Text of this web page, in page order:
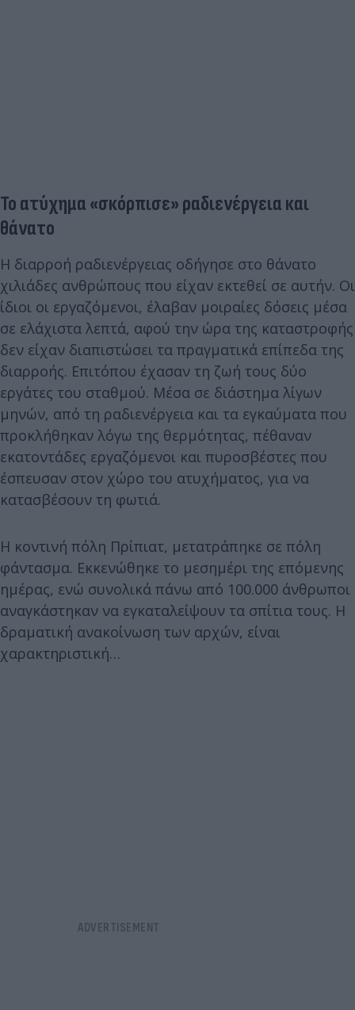
Το ατύχημα «σκόρπισε» ραδιενέργεια και
θάνατο
Η διαρροή ραδιενέργειας οδήγησε στο θάνατο
χιλιάδες ανθρώπους που είχαν εκτεθεί σε αυτήν. Οι
ίδιοι οι εργαζόμενοι, έλαβαν μοιραίες δόσεις μέσα
σε ελάχιστα λεπτά, αφού την ώρα της καταστροφής
δεν είχαν διαπιστώσει τα πραγματικά επίπεδα της
διαρροής. Επιτόπου έχασαν τη ζωή τους δύο
εργάτες του σταθμού. Μέσα σε διάστημα λίγων
μηνών, από τη ραδιενέργεια και τα εγκαύματα που
προκλήθηκαν λόγω της θερμότητας, πέθαναν
εκατοντάδες εργαζόμενοι και πυροσβέστες που
έσπευσαν στον χώρο του ατυχήματος, για να
κατασβέσουν τη φωτιά.
Η κοντινή πόλη Πρίπιατ, μετατράπηκε σε πόλη
φάντασμα. Εκκενώθηκε το μεσημέρι της επόμενης
ημέρας, ενώ συνολικά πάνω από 100.000 άνθρωποι
αναγκάστηκαν να εγκαταλείψουν τα σπίτια τους. Η
δραματική ανακοίνωση των αρχών, είναι
χαρακτηριστική…